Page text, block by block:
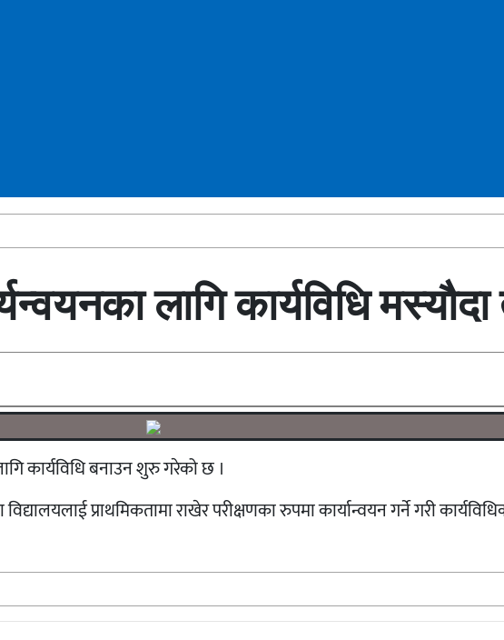
लागि कार्यविधि
कार्यविधि बनाउन शुरु गरेको छ ।
विद्यालयलाई प्राथमिकतामा राखेर परीक्षणका रुपमा कार्यान्वयन गर्ने गरी